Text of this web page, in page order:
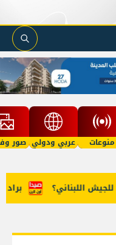
منوعات عربي ودولي صور
براد بيت اللبناني؟